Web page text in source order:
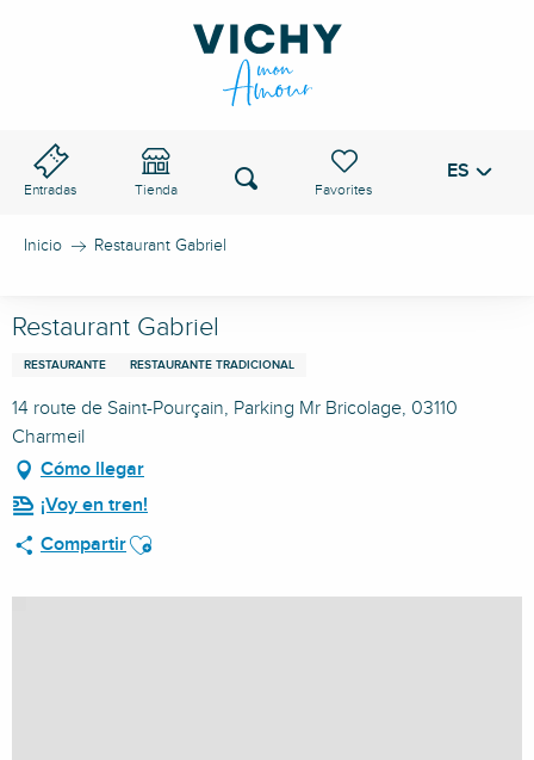
Entradas Tienda
Voir les favoris
Buscar ES
Inicio Restaurant Gabriel
Restaurant Gabriel
RESTAURANTE RESTAURANTE TRADICIONAL
14 route de Saint-Pourçain, Parking Mr Bricolage, 03110
Charmeil
Cómo llegar
¡Voy en tren!
CompartirAjouter aux favoris